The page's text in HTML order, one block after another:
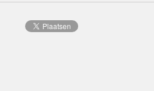
SS24KGN30003